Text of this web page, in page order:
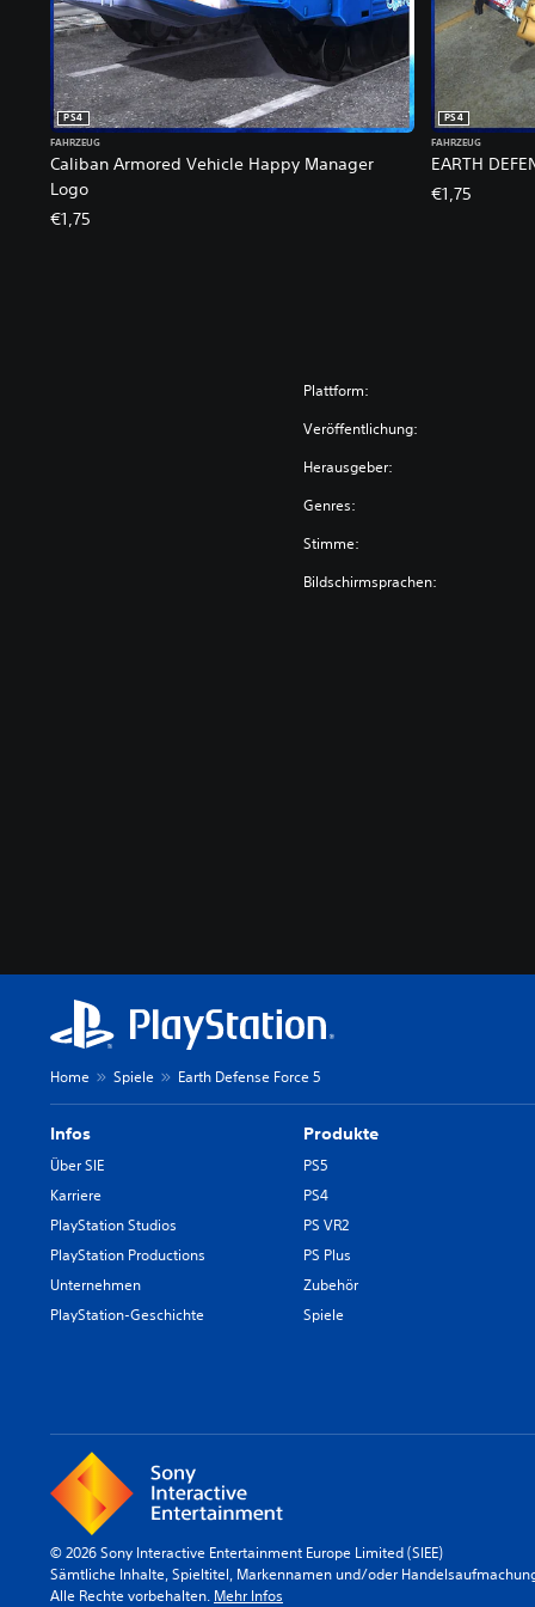
Caliban Armored Vehicle Happy Manager
Logo
PS4
FAHRZEUG
€1,75
EARTH
PS4
FAHRZEUG
€1,75
Plattform:
Veröffentlichung:
Herausgeber:
Genres:
Stimme:
Bildschirmsprachen:
Home Spiele Earth Defense Force 5
Infos
Über SIE
Karriere
PlayStation Studios
PlayStation Productions
Unternehmen
PlayStation-Geschichte
Produkte
PS5
PS4
PS VR2
PS Plus
Zubehör
Spiele
© 2026 Sony Interactive Entertainment Europe Limited (SIEE)
Sämtliche Inhalte, Spieltitel, Markennamen und/oder
Alle Rechte vorbehalten. Mehr Infos